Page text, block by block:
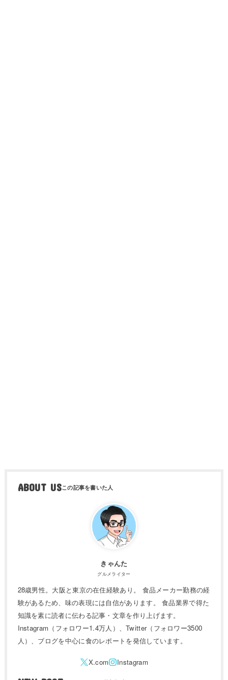
ABOUT US
きゃんた
グルメライター
28歳男性。大阪と東京の在住経験あり。 食品メーカー勤務の経
験があるため、味の表現には自信があります。 食品業界で得た
知識を素に読者に伝わる記事・文章を作り上げます。
Instagram（フォロワー1.4万人）、Twitter（フォロワー3500
人）、ブログを中心に食のレポートを発信しています。